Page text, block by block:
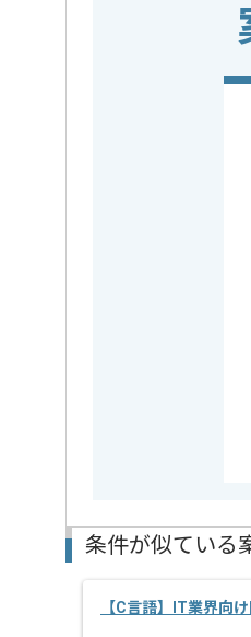
この案件で扱う技術
この案件のポイント
複数案件を保有し
顧客担当者と連携
コミュニケーショ
条件が似ている
【C言語】IT業界向